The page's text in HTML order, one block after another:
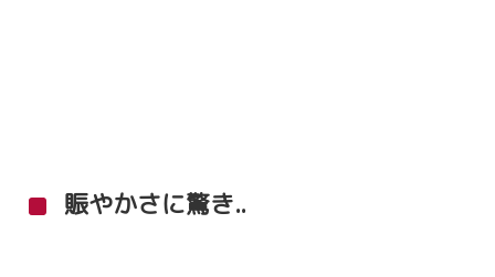
賑やかさに驚き..